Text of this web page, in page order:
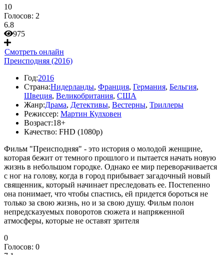
10
Голосов: 2
6.8
975
Смотреть онлайн
Преисподняя (2016)
Год:2016
Страна:Нидерланды, Франция, Германия, Бельгия,
Швеция, Великобритания, США
Жанр:Драма, Детективы, Вестерны, Триллеры
Режиссер: Мартин Кулховен
Возраст:18+
Качество: FHD (1080p)
Фильм "Преисподняя" - это история о молодой женщине,
которая бежит от темного прошлого и пытается начать новую
жизнь в небольшом городке. Однако ее мир переворачивается
с ног на голову, когда в город прибывает загадочный новый
священник, который начинает преследовать ее. Постепенно
она понимает, что чтобы спастись, ей придется бороться не
только за свою жизнь, но и за свою душу. Фильм полон
непредсказуемых поворотов сюжета и напряженной
атмосферы, которые не оставят зрителя
0
Голосов: 0